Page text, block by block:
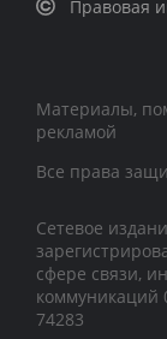
Правовая
Материалы,
рекламой
Все права
Сетевое
сфере связи,
коммуникаций
74283